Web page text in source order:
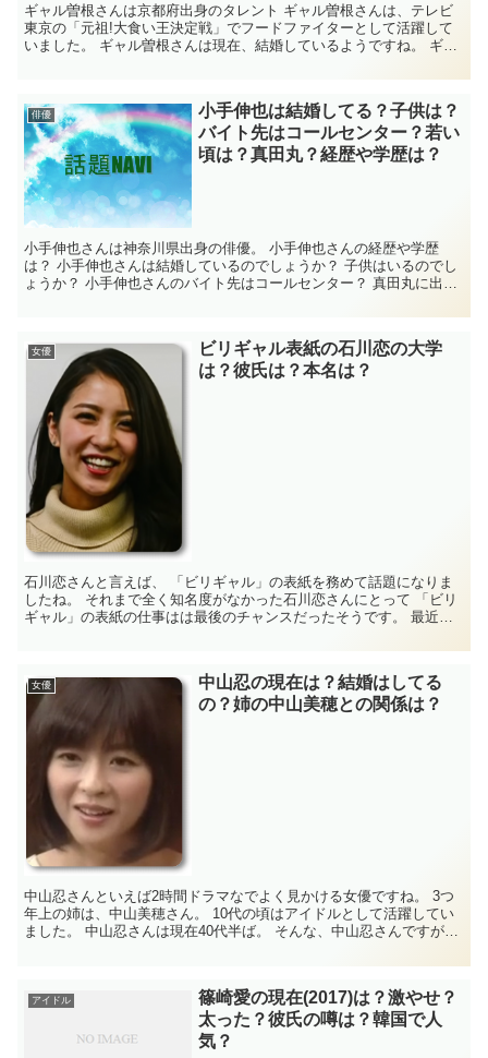
ギャル曽根さんは京都府出身のタレント ギャル曽根さんは、テレビ
東京の「元祖!大食い王決定戦」でフードファイターとして活躍して
いました。 ギャル曽根さんは現在、結婚しているようですね。 ギャ
俳優
小手伸也は結婚してる？子供は？
バイト先はコールセンター？若い
頃は？真田丸？経歴や学歴は？
小手伸也さんは神奈川県出身の俳優。 小手伸也さんの経歴や学歴
は？ 小手伸也さんは結婚しているのでしょうか？ 子供はいるのでし
ょうか？ 小手伸也さんのバイト先はコールセンター？ 真田丸に出演
女優
ビリギャル表紙の石川恋の大学
は？彼氏は？本名は？
石川恋さんと言えば、 「ビリギャル」の表紙を務めて話題になりま
したね。 それまで全く知名度がなかった石川恋さんにとって 「ビリ
ギャル」の表紙の仕事はは最後のチャンスだったそうです。 最近で
女優
中山忍の現在は？結婚はしてる
の？姉の中山美穂との関係は？
中山忍さんといえば2時間ドラマなでよく見かける女優ですね。 3つ
年上の姉は、中山美穂さん。 10代の頃はアイドルとして活躍してい
ました。 中山忍さんは現在40代半ば。 そんな、中山忍さんですが、
アイドル
篠崎愛の現在(2017)は？激やせ？
太った？彼氏の噂は？韓国で人
気？